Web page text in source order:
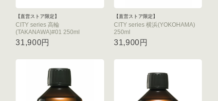
【直営ストア限定】
CITY series 高輪
(TAKANAWA)#01 250ml
31,900円
【直営ストア限定】
CITY series 横浜(YOKOHAMA)
250ml
31,900円